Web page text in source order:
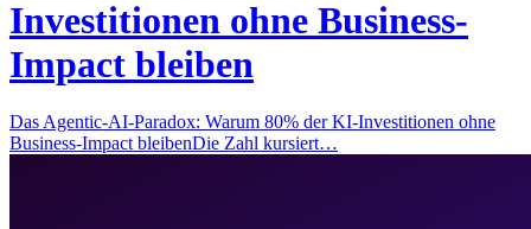
Investitionen ohne Business-
Impact bleiben
Das Agentic-AI-Paradox: Warum 80% der KI-Investitionen ohne
Business-Impact bleibenDie Zahl kursiert…